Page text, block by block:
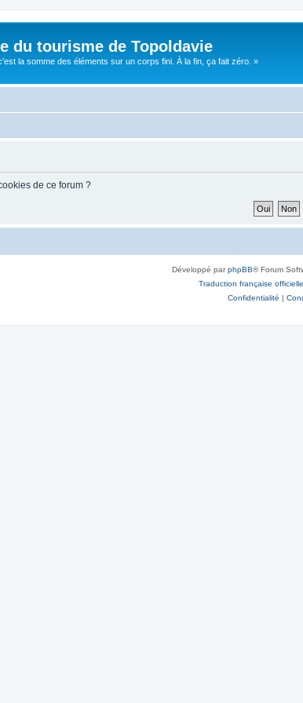
du tourisme de Topoldavie
la somme des éléments sur un corps fini. À la fin, ça fait zéro. »
de ce forum ?
Développé parphpBB® Forum
Traduction française officielle
Confidentialité |